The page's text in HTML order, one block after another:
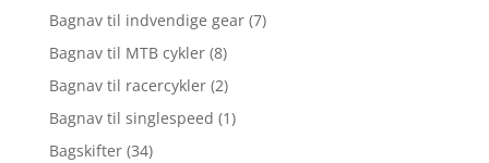
Bagnav til indvendige gear (7)
Bagnav til MTB cykler (8)
Bagnav til racercykler (2)
Bagnav til singlespeed (1)
Bagskifter (34)